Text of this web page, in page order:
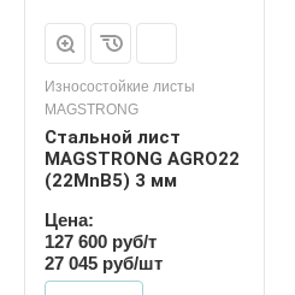
Износостойкие листы
MAGSTRONG
Стальной лист
MAGSTRONG AGRO22
(22MnB5) 3 мм
Цена:
127 600 руб/т
27 045 руб/шт